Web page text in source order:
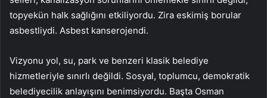
topyekün halk sağlığını etkiliyordu. Zira eskimiş borular
asbestliydi. Asbest kanserojendi.
Vizyonu yol, su, park ve benzeri klasik belediye
hizmetleriyle sınırlı değildi. Sosyal, toplumcu, demokratik
belediyecilik anlayışını benimsiyordu. Başta Osman